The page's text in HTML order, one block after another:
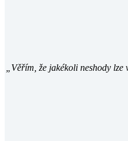
„Věřím, že jakékoli neshody